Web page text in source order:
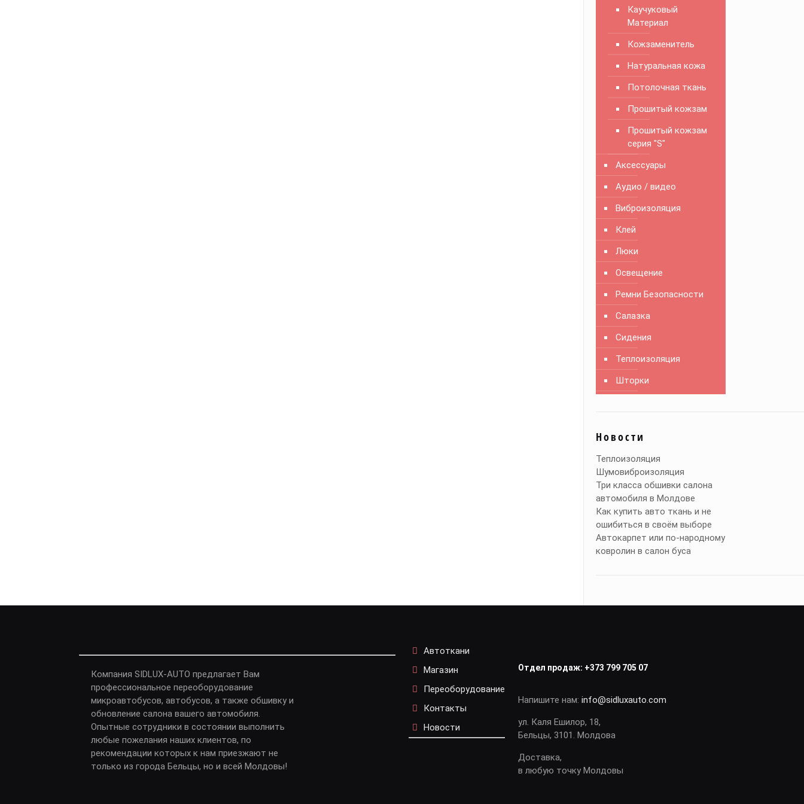
Каучуковый
Материал
Кожзаменитель
Натуральная кожа
Потолочная ткань
Прошитый кожзам
Прошитый кожзам
серия "S"
Аксессуары
Аудио / видео
Виброизоляция
Клей
Люки
Освещение
Ремни Безопасности
Салазка
Сидения
Теплоизоляция
Шторки
Новости
Теплоизоляция
Шумовиброизоляция
Три класса обшивки салона
автомобиля в Молдове
Как купить авто ткань и не
ошибиться в своём выборе
Автокарпет или по-народному
ковролин в салон буса
Компания SIDLUX-AUTO предлагает Вам
профессиональное переоборудование
микроавтобусов, автобусов, а также обшивку и
обновление салона вашего автомобиля.
Опытные сотрудники в состоянии выполнить
любые пожелания наших клиентов, по
рекомендации которых к нам приезжают не
только из города Бельцы, но и всей Молдовы!
Автоткани
Магазин
Переоборудование
Контакты
Новости
Отдел продаж: +373 799 705 07
Напишите нам:info@sidluxauto.com
ул. Каля Ешилор, 18,
Бельцы, 3101. Молдова
Доставка,
в любую точку Молдовы